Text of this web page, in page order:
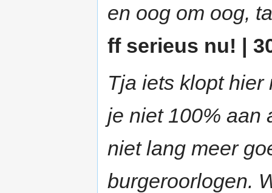
en oog om oog,
ff serieus nu! |
Tja iets klopt
je niet 100% aan
niet lang meer
burgeroorlogen.